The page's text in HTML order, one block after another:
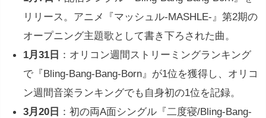
リリース。アニメ『マッシュル-MASHLE-』第2期の
オープニング主題歌として書き下ろされた曲。
1月31日 ：オリコン週間ストリーミングランキング
で『Bling-Bang-Bang-Born』が1位を獲得し、オリコ
ン週間音楽ランキングでも自身初の1位を記録。
3月20日 ：初の両A面シングル『二度寝/Bling-Bang-